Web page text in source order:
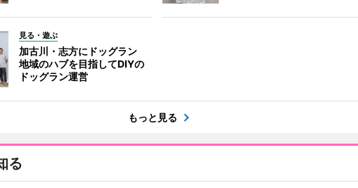
見る・遊ぶ
加古川・志方にドッグラン
地域のハブを目指してDIYの
ドッグラン運営
もっと見る
る